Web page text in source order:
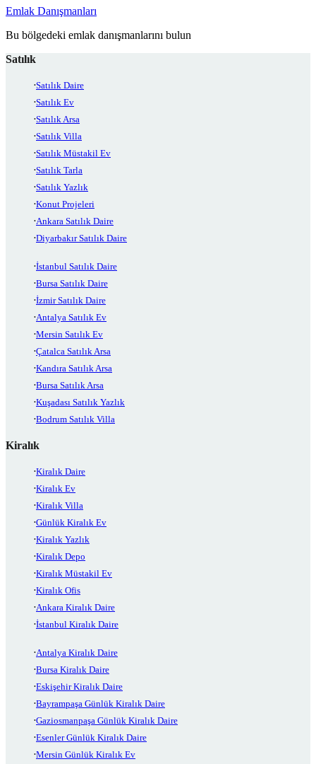
Emlak Danışmanları
Bu bölgedeki emlak danışmanlarını bulun
Satılık
Satılık Daire
Satılık Ev
Satılık Arsa
Satılık Villa
Satılık Müstakil Ev
Satılık Tarla
Satılık Yazlık
Konut Projeleri
Ankara Satılık Daire
Diyarbakır Satılık Daire
İstanbul Satılık Daire
Bursa Satılık Daire
İzmir Satılık Daire
Antalya Satılık Ev
Mersin Satılık Ev
Çatalca Satılık Arsa
Kandıra Satılık Arsa
Bursa Satılık Arsa
Kuşadası Satılık Yazlık
Bodrum Satılık Villa
Kiralık
Kiralık Daire
Kiralık Ev
Kiralık Villa
Günlük Kiralık Ev
Kiralık Yazlık
Kiralık Depo
Kiralık Müstakil Ev
Kiralık Ofis
Ankara Kiralık Daire
İstanbul Kiralık Daire
Antalya Kiralık Daire
Bursa Kiralık Daire
Eskişehir Kiralık Daire
Bayrampaşa Günlük Kiralık Daire
Gaziosmanpaşa Günlük Kiralık Daire
Esenler Günlük Kiralık Daire
Mersin Günlük Kiralık Ev